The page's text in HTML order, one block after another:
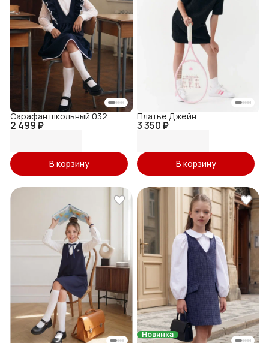
2 499 ₽
Сарафан школьный 032
В корзину
3 350 ₽
Платье Джейн
В корзину
Новинка